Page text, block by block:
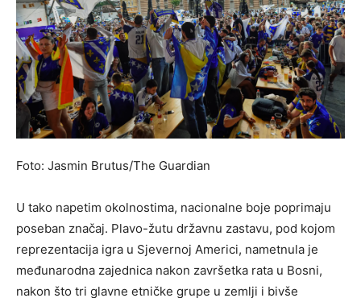
Foto: Jasmin Brutus/The Guardian
U tako napetim okolnostima, nacionalne boje poprimaju
poseban značaj. Plavo-žutu državnu zastavu, pod kojom
reprezentacija igra u Sjevernoj Americi, nametnula je
međunarodna zajednica nakon završetka rata u Bosni,
nakon što tri glavne etničke grupe u zemlji i bivše